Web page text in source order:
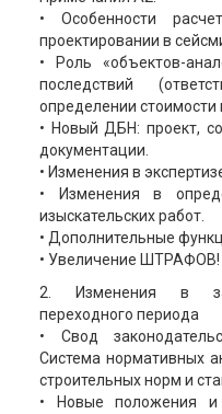
• Особенности
проектировании в
• Роль «объектов-
последствий
определении стоимости
• Новый ДБН: проект,
документации.
• Изменения в
• Изменения в
изыскательских работ.
• Дополнительные
• Увеличение ШТРАФОВ!
2. Изменения в
переходного периода
• Свод
Система нормативных
строительных норм и
• Новые положения и